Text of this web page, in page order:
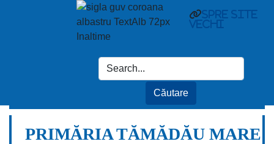
spre site
vechi
PRIMĂRIA TĂMĂDĂU MARE